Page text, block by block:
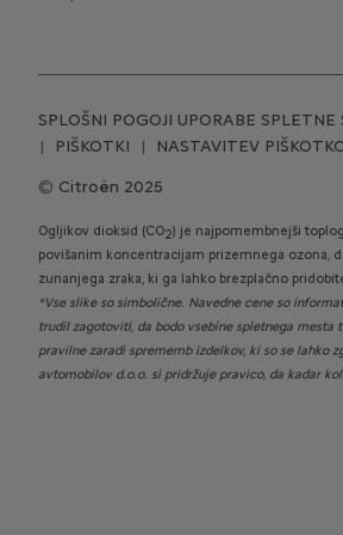
Citroën 2025
SPLOŠNI POGOJI UPORABE SPLETNE
PIŠKOTKI
NASTAVITEV
Ogljikov dioksid (CO2) je najpomembnejši
povišanim koncentracijam prizemnega ozona,
zunanjega zraka, ki ga lahko brezplačno
*Vse slike so simbolične. Navedne cene so
trudil zagotoviti, da bodo vsebine spletnega mesta
pravilne zaradi sprememb izdelkov, ki so se lahko
avtomobilov d.o.o. si pridržuje pravico, da kadar